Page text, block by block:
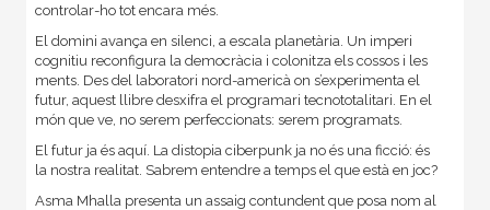
controlar-ho tot encara més.
El domini avança en silenci, a escala planetària. Un imperi
cognitiu reconfigura la democràcia i colonitza els cossos i les
ments. Des del laboratori nord-americà on s’experimenta el
futur, aquest llibre desxifra el programari tecnototalitari. En el
món que ve, no serem perfeccionats: serem programats.
El futur ja és aquí. La distopia ciberpunk ja no és una ficció: és
la nostra realitat. Sabrem entendre a temps el que està en joc?
Asma Mhalla presenta un assaig contundent que posa nom al